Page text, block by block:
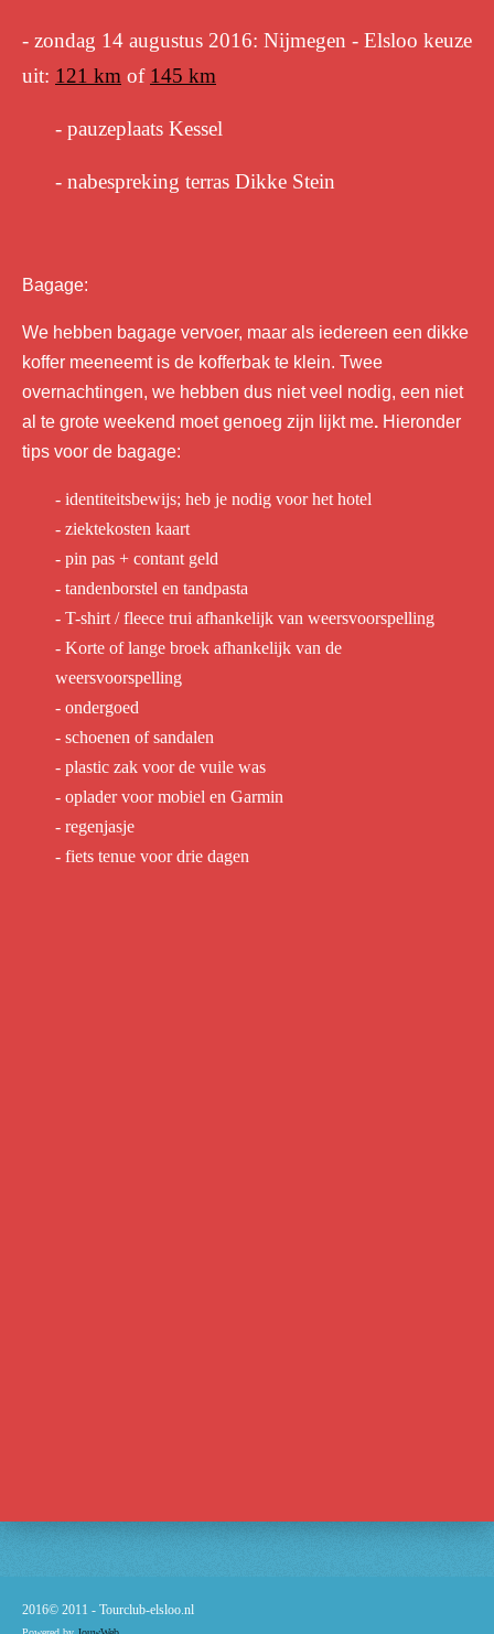
- zondag 14 augustus 2016: Nijmegen - Elsloo keuze
uit: 121 km of 145 km
- pauzeplaats Kessel
- nabespreking terras Dikke Stein
Bagage:
We hebben bagage vervoer, maar als iedereen een dikke
koffer meeneemt is de kofferbak te klein. Twee
overnachtingen, we hebben dus niet veel nodig, een niet
al te grote weekend moet genoeg zijn lijkt me. Hieronder
tips voor de bagage:
- identiteitsbewijs; heb je nodig voor het hotel
- ziektekosten kaart
- pin pas + contant geld
- tandenborstel en tandpasta
- T-shirt / fleece trui afhankelijk van weersvoorspelling
- Korte of lange broek afhankelijk van de
weersvoorspelling
- ondergoed
- schoenen of sandalen
- plastic zak voor de vuile was
- oplader voor mobiel en Garmin
- regenjasje
- fiets tenue voor drie dagen
2016© 2011 - Tourclub-elsloo.nl